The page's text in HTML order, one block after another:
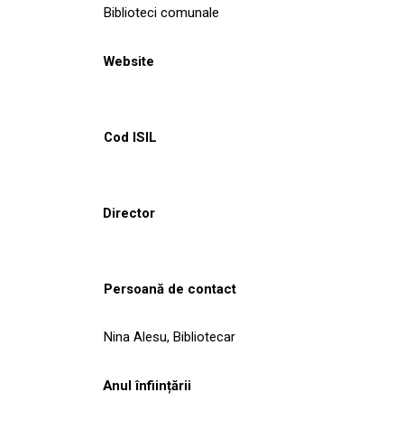
NOUTĂȚI
Biblioteci comunale
Website
Cod ISIL
Director
Persoană de contact
Nina Alesu, Bibliotecar
Anul înființării